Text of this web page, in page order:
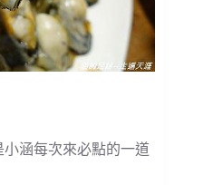
涵每次來必點的一道